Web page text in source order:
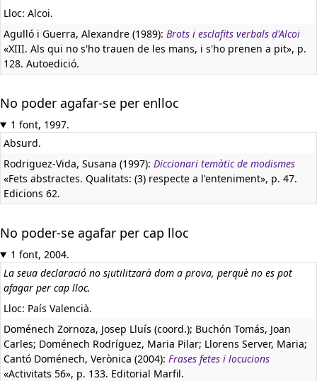
Lloc: Alcoi.
Agulló i Guerra, Alexandre (1989): Brots i esclafits verbals d'Alcoi
«XIII. Als qui no s'ho trauen de les mans, i s'ho prenen a pit», p.
128. Autoedició.
No poder agafar-se per enlloc
1 font, 1997.
Absurd.
Rodriguez-Vida, Susana (1997): Diccionari temàtic de modismes
«Fets abstractes. Qualitats: (3) respecte a l'enteniment», p. 47.
Edicions 62.
No poder-se agafar per cap lloc
1 font, 2004.
La seua declaració no s¡utilitzarà dom a prova, perquè no es pot
afagar per cap lloc.
Lloc: País Valencià.
Doménech Zornoza, Josep Lluís (coord.); Buchón Tomás, Joan
Carles; Doménech Rodríguez, Maria Pilar; Llorens Server, Maria;
Cantó Doménech, Verònica (2004): Frases fetes i locucions
«Activitats 56», p. 133. Editorial Marfil.